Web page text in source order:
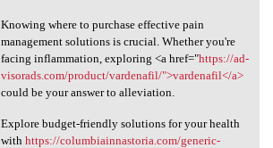
Knowing where to purchase effective pain
management solutions is crucial. Whether you're
facing inflammation, exploring <a href="https://ad-
visorads.com/product/vardenafil/">vardenafil</a>
could be your answer to alleviation.
Explore budget-friendly solutions for your health
with https://columbiainnastoria.com/generic-